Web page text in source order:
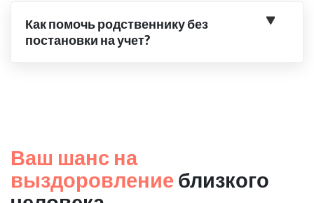
Как помочь родственнику без
постановки на учет?
Ваш шанс на
выздоровление близкого